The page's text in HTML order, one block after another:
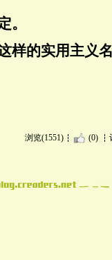
。
样的实用主义
浏览(1551) (0)